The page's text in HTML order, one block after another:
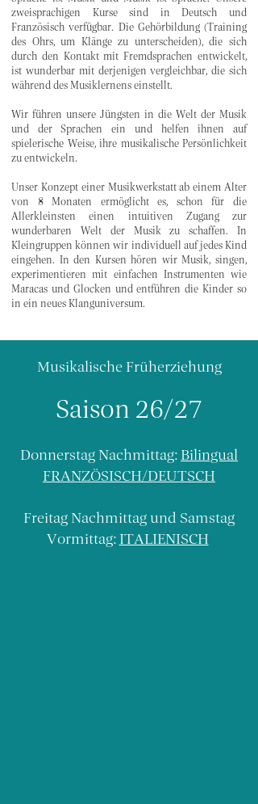
zweisprachigen Kurse sind in Deutsch und
Französisch verfügbar. Die Gehörbildung (Training
des Ohrs, um Klänge zu unterscheiden), die sich
durch den Kontakt mit Fremdsprachen entwickelt,
ist wunderbar mit derjenigen vergleichbar, die sich
während des Musiklernens einstellt.
Wir führen unsere Jüngsten in die Welt der Musik
und der Sprachen ein und helfen ihnen auf
spielerische Weise, ihre musikalische Persönlichkeit
zu entwickeln.
Unser Konzept einer Musikwerkstatt ab einem Alter
von 8 Monaten ermöglicht es, schon für die
Allerkleinsten einen intuitiven Zugang zur
wunderbaren Welt der Musik zu schaffen. In
Kleingruppen können wir individuell auf jedes Kind
eingehen. In den Kursen hören wir Musik, singen,
experimentieren mit einfachen Instrumenten wie
Maracas und Glocken und entführen die Kinder so
in ein neues Klanguniversum.
Musikalische Früherziehung
Saison 26/27
Donnerstag Nachmittag: Bilingual
FRANZÖSISCH/DEUTSCH
Freitag Nachmittag und Samstag
Vormittag:ITALIENISCH